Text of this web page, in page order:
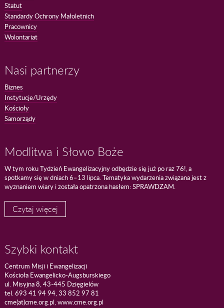
Statut
Standardy Ochrony Małoletnich
Pracownicy
Wolontariat
Nasi partnerzy
Biznes
Instytucje/Urzędy
Kościoły
Samorządy
Modlitwa i Słowo Boże
W tym roku Tydzień Ewangelizacyjny odbędzie się już po raz 76!, a
spotkamy się w dniach 6–13 lipca. Tematyka wydarzenia związana jest z
wyznaniem wiary i została opatrzona hasłem: SPRAWDZAM.
Czytaj więcej
Szybki kontakt
Centrum Misji i Ewangelizacji
Kościoła Ewangelicko-Augsburskiego
ul. Misyjna 8, 43-445 Dzięgielów
tel. 693 41 94 94, 33 852 97 81
cme(at)cme.org.pl, www.cme.org.pl